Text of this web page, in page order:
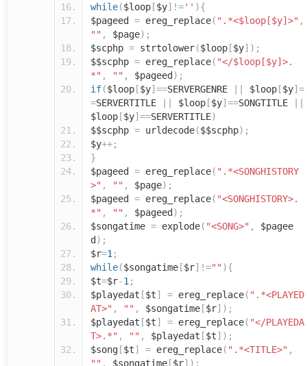
while($loop [$y]!='' ){
$pageed = ereg_replace( ".*<$loop[$y]>" ,
"" , $page);
$scphp = strtolower($loop [$y]);
$$scphp = ereg_replace( "</$loop[$y]>.
*" , "" , $pageed );
if($loop [$y]==SERVERGENRE $loop [$y]=
=SERVERTITLE $loop [$y]==SONGTITLE
$loop [$y]==SERVERTITLE)
$$scphp = urldecode($$scphp);
$y++;
}
$pageed = ereg_replace( ".*<SONGHISTORY
>" , "" , $page);
$pageed = ereg_replace( "<SONGHISTORY>.
*" , "" , $pageed );
$songatime = explode( "<SONG>" ,
$pagee
d );
$r=1 ;
while($songatime [$r]!="" ){
$t=$r-1 ;
$playedat [$t] = ereg_replace( ".*<PLAYED
AT>" , "" , $songatime [$r]);
$playedat [$t] = ereg_replace( "</PLAYEDA
T>.*" , "" , $playedat [$t]);
$song [$t] = ereg_replace( ".*<TITLE>" ,
"" , $songatime [$r]);